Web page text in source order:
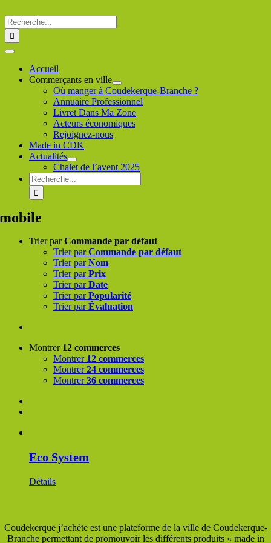
au
contenu
Rechercher
:
Toggle
NavigationAccueil
Commerçants en ville
Où manger à Coudekerque-Branche ?
Annuaire Professionnel
Livret Dans Ma Zone
Acteurs économiques
Rejoignez-nous
Made in CDK
Actualités
Chalet de l’avent 2025
Rechercher
:
mobile
Trier parCommande par défaut
Trier parCommande par défaut
Trier parNom
Trier parPrix
Trier parDate
Trier parPopularité
Trier parÉvaluation
Montrer 12 commerces
Montrer 12 commerces
Montrer24 commerces
Montrer36 commerces
Eco System
Détails
Coudekerque j’achète est une plateforme de la ville de Coudekerque-
Branche permettant de promouvoir les différents produits « made in